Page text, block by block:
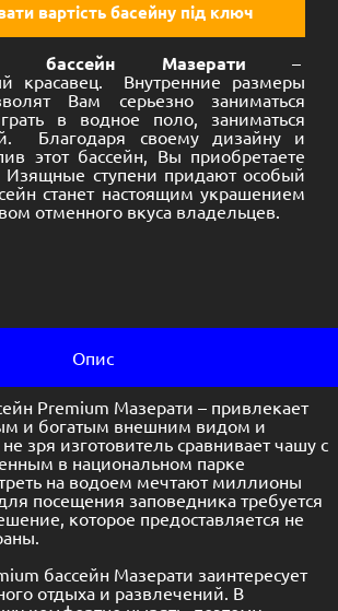
вартість басейну під ключ
бассейн Мазерати –
красавец. Внутренние размеры
Вам серьезно заниматься
в водное поло, заниматься
Благодаря своему дизайну и
этот бассейн, Вы приобретаете
Изящные ступени придают особый
станет настоящим украшением
отменного вкуса владельцев.
Опис
Premium Мазерати – привлекает
и богатым внешним видом и
зря изготовитель сравнивает чашу с
в национальном парке
на водоем мечтают миллионы
посещения заповедника требуется
которое предоставляется не
бассейн Мазерати заинтересует
отдыха и развлечений. В